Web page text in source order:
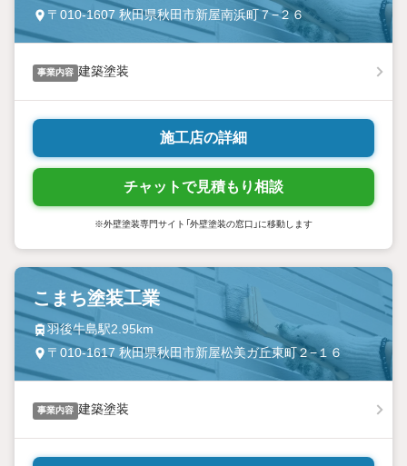
〒010-1607 秋田県秋田市新屋南浜町７−２６
事業内容 建築塗装
施工店の詳細
チャットで見積もり相談
※外壁塗装専門サイト「外壁塗装の窓口」に移動します
こまち塗装工業
羽後牛島駅2.95km
〒010-1617 秋田県秋田市新屋松美ガ丘東町２−１６
事業内容 建築塗装